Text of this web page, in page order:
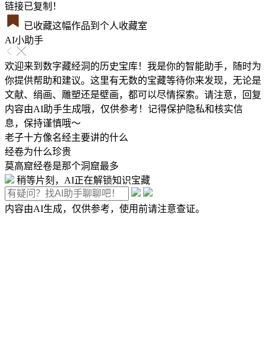
链接已复制！
已收藏这幅作品到个人收藏室
AI小助手
欢迎来到数字藏经洞的历史宝库！我是你的智能助手，随时为
你提供帮助和建议。这里有无数的宝藏等待你来发现，无论是
文献、绢画、雕塑还是壁画，都可以尽情探索。请注意，回复
内容由AI助手生成哦，仅供参考！记得保护隐私和核实信
息，保持谨慎哦～
老子十方像名经主要讲的什么
经卷为什么珍贵
莫高窟经卷是那个洞窟最多
稍等片刻，AI正在解锁知识宝藏
内容由AI生成，仅供参考，使用前请注意查证。